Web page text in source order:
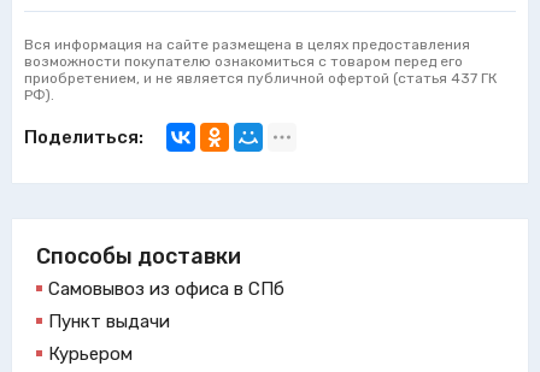
Вся информация на сайте размещена в целях предоставления
возможности покупателю ознакомиться с товаром перед его
приобретением, и не является публичной офертой (статья 437 ГК
РФ).
Поделиться:
Способы доставки
Самовывоз из офиса в СПб
Пункт выдачи
Курьером